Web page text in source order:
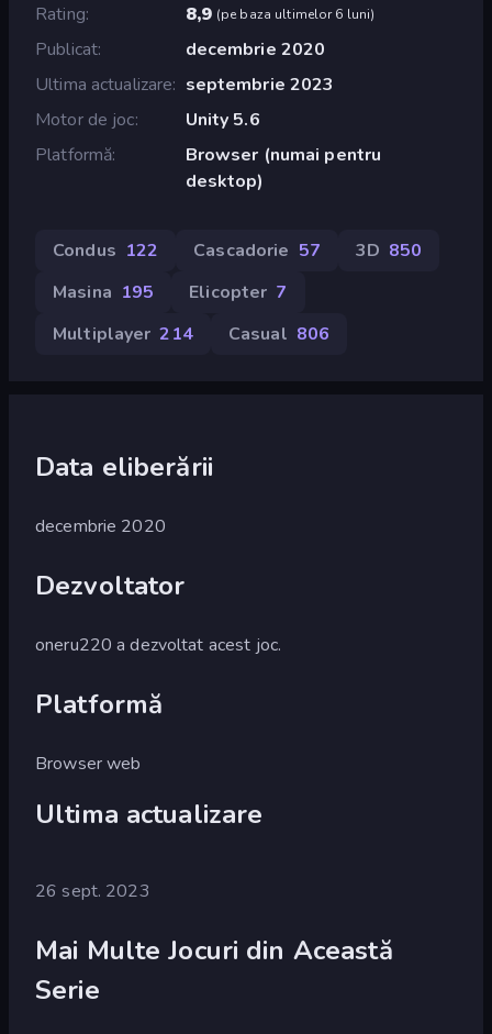
Rating
8,9 (pe baza ultimelor 6 luni)
Publicat
decembrie 2020
Ultima actualizare
septembrie 2023
Motor de joc
Unity 5.6
Platformă
Browser (numai pentru
desktop)
Condus 122 Cascadorie 57 3D 850
Masina 195 Elicopter 7
Multiplayer 214 Casual 806
Data eliberării
decembrie 2020
Dezvoltator
oneru220 a dezvoltat acest joc.
Platformă
Browser web
Ultima actualizare
26 sept. 2023
Mai Multe Jocuri din Această
Serie